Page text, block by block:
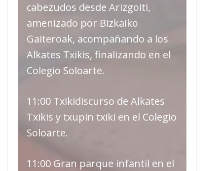
cabezudos desde Arizgoiti,
amenizado por Bizkaiko
Gaiteroak, acompañando a los
Alkates Txikis, finalizando en el
Colegio Soloarte.
11:00 Txikidiscurso de Alkates
Txikis y txupin txiki en el Colegio
Soloarte.
11:00 Gran parque infantil en el